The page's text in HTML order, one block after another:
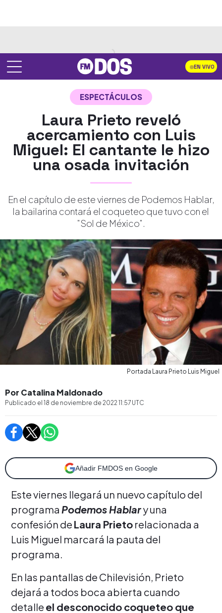
EN VIVO
ESPECTÁCULOS
Laura Prieto reveló
acercamiento con Luis
Miguel: El cantante le hizo
una osada invitación
En el capítulo de este viernes de Podemos Hablar,
la bailarina contará el coqueteo que tuvo con el
"Sol de México".
Portada Laura Prieto Luis Miguel
Por Catalina Maldonado
Publicado el 18 de noviembre de 2022 11:57 UTC
Añadir FMDOS en Google
Este viernes llegará un nuevo capítulo del
programa Podemos Hablar y una
confesión de Laura Prieto relacionada a
Luis Miguel marcará la pauta del
programa.
En las pantallas de Chilevisión, Prieto
dejará a todos boca abierta cuando
detalle el desconocido coqueteo que